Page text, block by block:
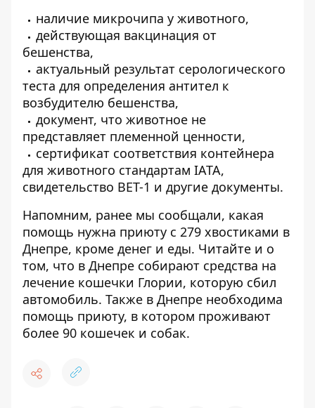
наличие микрочипа у животного,
действующая вакцинация от
бешенства,
актуальный результат серологического
теста для определения антител к
возбудителю бешенства,
документ, что животное не
представляет племенной ценности,
сертификат соответствия контейнера
для животного стандартам IATA,
свидетельство ВЕТ-1 и другие документы.
Напомним, ранее мы сообщали, какая
помощь нужна приюту с 279 хвостиками в
Днепре, кроме денег и еды. Читайте и о
том, что в Днепре собирают средства на
лечение кошечки Глории, которую сбил
автомобиль. Также в Днепре необходима
помощь приюту, в котором проживают
более 90 кошечек и собак.